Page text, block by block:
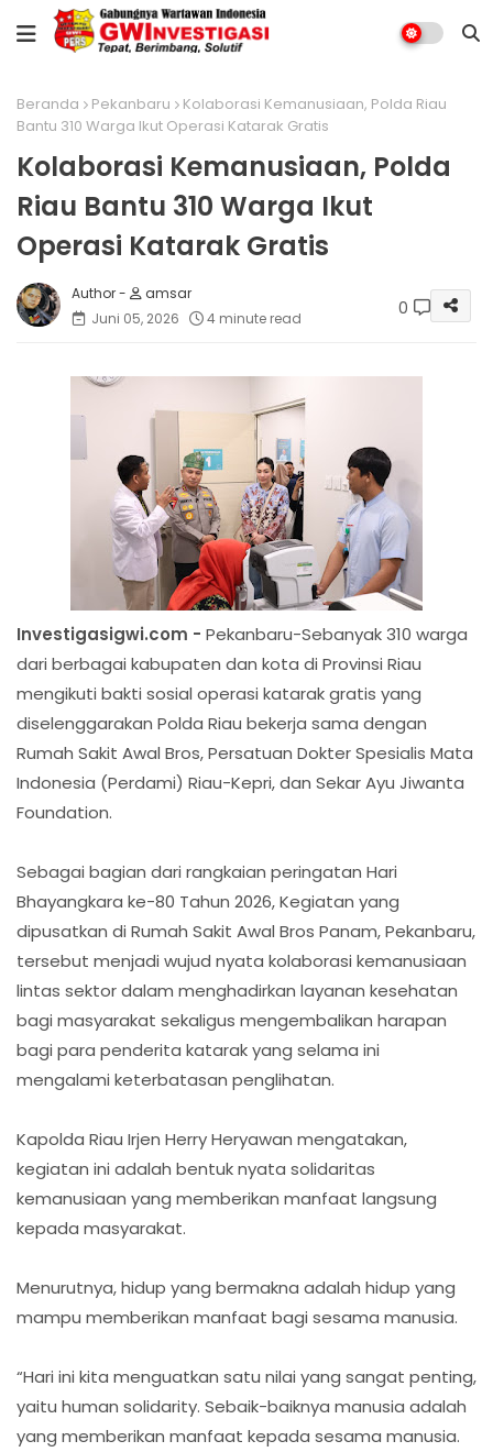
Beranda Pekanbaru
Kolaborasi Kemanusiaan, Polda Riau
Bantu 310 Warga Ikut Operasi Katarak Gratis
Kolaborasi Kemanusiaan, Polda
Riau Bantu 310 Warga Ikut
Operasi Katarak Gratis
amsar
Juni 05, 2026
4 minute read 0
Investigasigwi.com - Pekanbaru-Sebanyak 310 warga
dari berbagai kabupaten dan kota di Provinsi Riau
mengikuti bakti sosial operasi katarak gratis yang
diselenggarakan Polda Riau bekerja sama dengan
Rumah Sakit Awal Bros, Persatuan Dokter Spesialis Mata
Indonesia (Perdami) Riau-Kepri, dan Sekar Ayu Jiwanta
Foundation.
Sebagai bagian dari rangkaian peringatan Hari
Bhayangkara ke-80 Tahun 2026, Kegiatan yang
dipusatkan di Rumah Sakit Awal Bros Panam, Pekanbaru,
tersebut menjadi wujud nyata kolaborasi kemanusiaan
lintas sektor dalam menghadirkan layanan kesehatan
bagi masyarakat sekaligus mengembalikan harapan
bagi para penderita katarak yang selama ini
mengalami keterbatasan penglihatan.
Kapolda Riau Irjen Herry Heryawan mengatakan,
kegiatan ini adalah bentuk nyata solidaritas
kemanusiaan yang memberikan manfaat langsung
kepada masyarakat.
Menurutnya, hidup yang bermakna adalah hidup yang
mampu memberikan manfaat bagi sesama manusia.
“Hari ini kita menguatkan satu nilai yang sangat penting,
yaitu human solidarity. Sebaik-baiknya manusia adalah
yang memberikan manfaat kepada sesama manusia.